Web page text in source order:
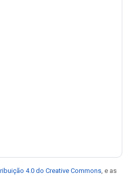
4.0 do Creative Commons , e as